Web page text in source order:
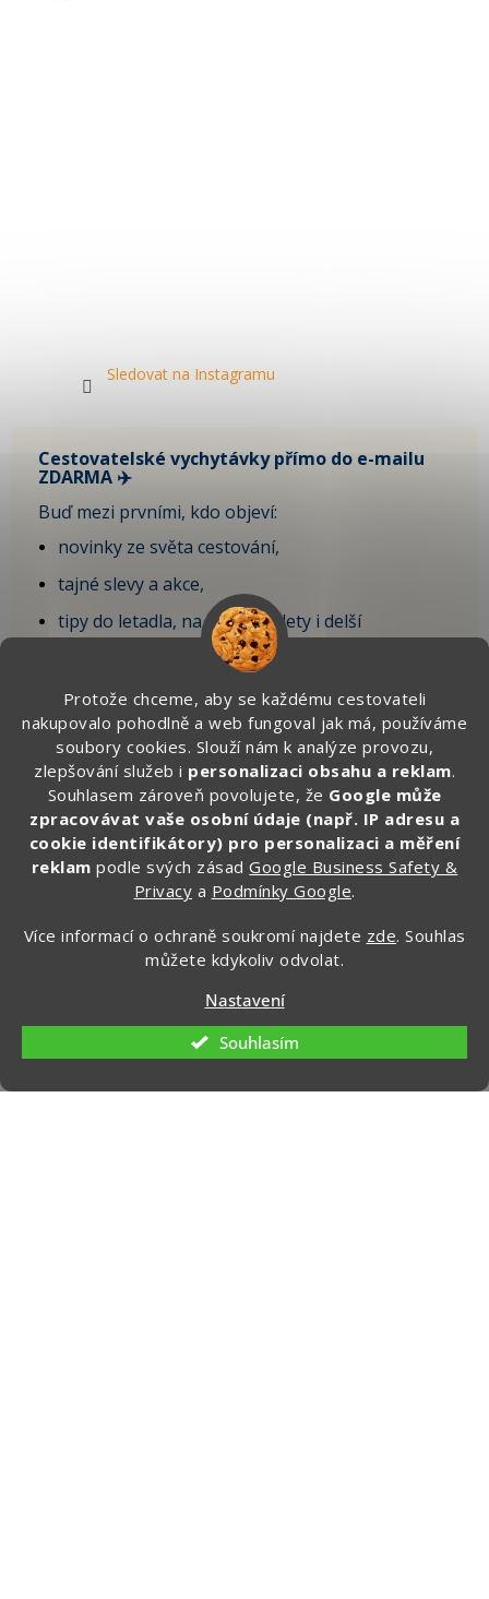
Protože chceme, aby se každému cestovateli
nakupovalo pohodlně a web fungoval jak má, používáme
soubory cookies. Slouží nám k analýze provozu,
zlepšování služeb i personalizaci obsahu a reklam.
Souhlasem zároveň povolujete, že Google může
zpracovávat vaše osobní údaje (např. IP adresu a
cookie identifikátory) pro personalizaci a měření
reklam podle svých zásadGoogle Business Safety &
Privacy a Podmínky Google.
Více informací o ochraně soukromí najdete zde. Souhlas
můžete kdykoliv odvolat.
Nastavení
Souhlasím
Sledovat na Instagramu
Cestovatelské vychytávky přímo do e-mailu
ZDARMA ✈️
Buď mezi prvními, kdo objeví:
novinky ze světa cestování,
tajné slevy a akce,
tipy do letadla, na krátké výlety i delší
dovolenou,
🎁 Po registraci získáte SLEVU 100 Kč
na první objednávku.
Zde vyplňte svůj email:
CHCI ZÍSKAT SLEVU 100 KČ »
Ochrana osobních údajů
Kontakt